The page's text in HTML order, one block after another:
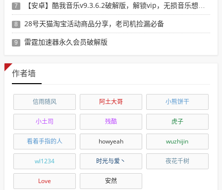
7 【安卓】酷我音乐v9.3.6.2破解版，解锁vip，无损音乐想下就下！
8 28号天猫淘宝活动商品分享，老司机捡漏必备
9 雷霆加速器永久会员破解版
作者墙
信雨随风 阿土大哥 小熊饼干
小土司 残酷 虎子
看着手指的人 howyeah wuzhijin
wl1234 时光与爱丶 夜花千树
Love 安然